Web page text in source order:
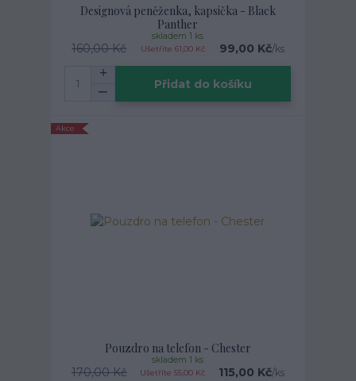
Designová peněženka, kapsička - Black
Panther
160,00 Kč Ušetříte 61,00 Kč 99,00 Kč/ks
skladem 1 ks
Přidat do košíku
Akce
Pouzdro na telefon - Chester
170,00 Kč Ušetříte 55,00 Kč 115,00 Kč/ks
skladem 1 ks